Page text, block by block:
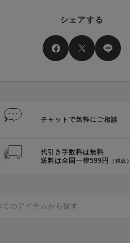
シェアする
チャットで気軽にご相談
代引き手数料は無料
送料は全国一律599円
（税込）